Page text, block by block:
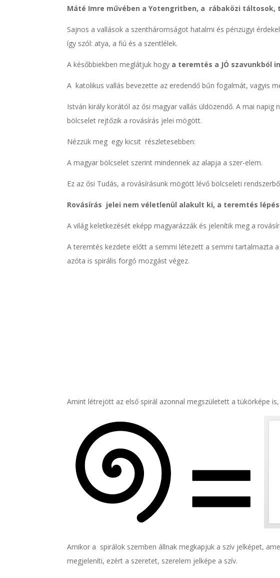
Máté Imre művében a Yotengritben, a rábaközi
Sajnos a vallások a szentháromságot hatalmi és pénzügyi
így szól: atya, a fiú és a szentlélek.
A későbbiekben meglátjuk hogy a teremtés a JÓ szavunkból
A katolikus vallás bevezette az eredendő bűn fogalmát, vagyis
István király korától az ősi magyar vallás üldözendő. A mai
bölcselet rejtőzik a rovásírás jelei mögött.
Nézzük meg egy kicsit részletesebben:
A magyar bölcselet szerint mindennek az alapja a szer-elem.
Ez az ősi Tudás, a rovásírásunk mögött lévő bölcseleti
Rovásírás jelei nem véletlenül alakult ki, a teremtés
A világ keletkezését eképp magyarázzák és jelenítik meg a
A teremtés kezdete előtt a semmi létezett a semmi tartalmazta
azóta is spirális forgó mozgást végez.
Amint létrejött az első spirál azonnal megszületett a tükörképe
Amikor a spirálok szemben állnak megkapjuk a szív jelképet,
megjeleníti, ezért a szeretet, szerelem jelképe a szív.